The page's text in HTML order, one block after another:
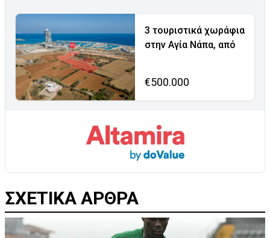
3 τουριστικά χωράφια
στην Αγία Νάπα, από
€500.000
ΣΧΕΤΙΚΑ ΑΡΘΡΑ